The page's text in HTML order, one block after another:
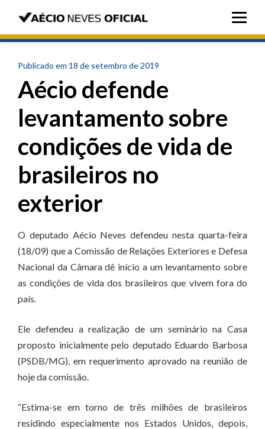
Publicado em 18 de setembro de 2019
Aécio defende
levantamento sobre
condições de vida de
brasileiros no
exterior
O deputado Aécio Neves defendeu nesta quarta-feira
(18/09) que a Comissão de Relações Exteriores e Defesa
Nacional da Câmara dê início a um levantamento sobre
as condições de vida dos brasileiros que vivem fora do
país.
Ele defendeu a realização de um seminário na Casa
proposto inicialmente pelo deputado Eduardo Barbosa
(PSDB/MG), em requerimento aprovado na reunião de
hoje da comissão.
“Estima-se em torno de três milhões de brasileiros
residindo especialmente nos Estados Unidos, depois,